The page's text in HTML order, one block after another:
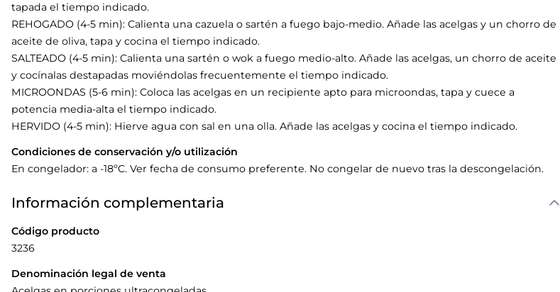
tapada el tiempo indicado.
REHOGADO (4-5 min): Calienta una cazuela o sartén a fuego bajo-medio. Añade las acelgas y un chorro de
aceite de oliva, tapa y cocina el tiempo indicado.
SALTEADO (4-5 min): Calienta una sartén o wok a fuego medio-alto. Añade las acelgas, un chorro de aceite
y cocínalas destapadas moviéndolas frecuentemente el tiempo indicado.
MICROONDAS (5-6 min): Coloca las acelgas en un recipiente apto para microondas, tapa y cuece a
potencia media-alta el tiempo indicado.
HERVIDO (4-5 min): Hierve agua con sal en una olla. Añade las acelgas y cocina el tiempo indicado.
Condiciones de conservación y/o utilización
En congelador: a -18ºC. Ver fecha de consumo preferente. No congelar de nuevo tras la descongelación.
Información complementaria
Código producto
3236
Denominación legal de venta